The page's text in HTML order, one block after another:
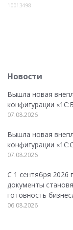
10013498
Новости
Вышла новая
конфигурации
07.08.2026
Вышла новая
конфигурации
07.08.2026
С 1 сентября 2026
документы
готовность
06.08.2026